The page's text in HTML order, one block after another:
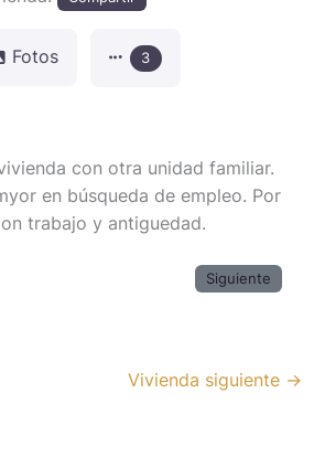
Fotos 3
con otra unidad familiar.
en búsqueda de empleo. Por
trabajo y antiguedad.
Siguiente
Vivienda siguiente →